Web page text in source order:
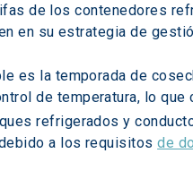
de los contenedores
en su estrategia de
es la temporada de
de temperatura, lo
refrigerados y
a los requisitos de